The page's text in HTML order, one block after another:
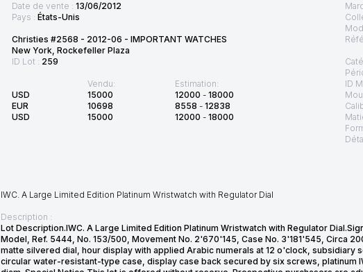
Date de vente : 13/06/2012
Pays : États-Unis
Christies #2568 - 2012-06 - IMPORTANT WATCHES
New York, Rockefeller Plaza
ID Lot : 259
USD
EUR
USD
Vendu:
15000
10698
15000
Estimation:
12000 - 18000
8558 - 12838
12000 - 18000
ID
IWC. A Large Limited Edition Platinum Wristwatch with Regulator Dial
Description :
Lot Description.IWC. A Large Limited Edition Platinum Wristwatch with Regulator
Model, Ref. 5444, No. 153/500, Movement No. 2'670'145, Case No. 3'181'545, Circa
matte silvered dial, hour display with applied Arabic numerals at 12 o'clock,
circular water-resistant-type case, display case back secured by six screws, platinum